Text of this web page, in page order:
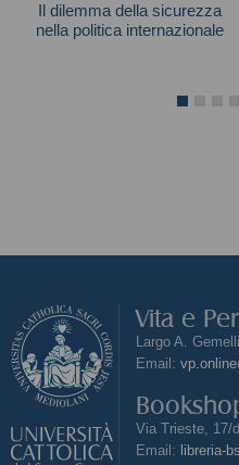
Il dilemma della sicurezza
nella politica internazionale
Vita e
Largo A.
Email:
Via Trieste, 17/
Email: libreria-